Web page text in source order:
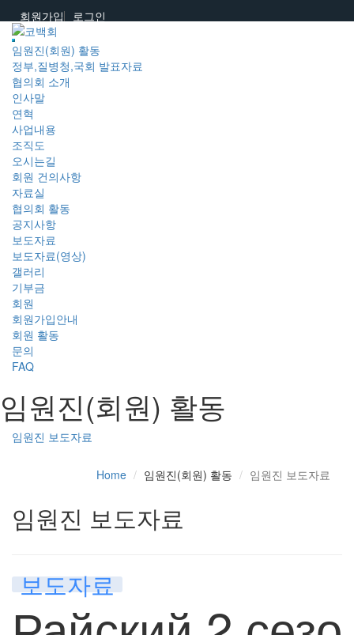
회원가입 로그인
임원진(회원) 활동
정부,질병청,국회 발표자료
협의회 소개
인사말
연혁
사업내용
조직도
오시는길
회원 건의사항
자료실
협의회 활동
공지사항
보도자료
보도자료(영상)
갤러리
기부금
회원
회원가입안내
회원 활동
문의
FAQ
임원진(회원) 활동
임원진 보도자료
Home 임원진(회원) 활동 임원진 보도자료
임원진 보도자료
보도자료